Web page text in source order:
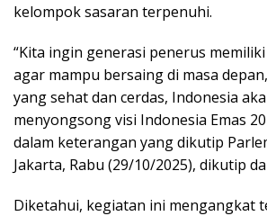
kelompok sasaran terpenuhi.
“Kita ingin generasi penerus
agar mampu bersaing di masa
yang sehat dan cerdas, Indonesia
menyongsong visi Indonesia Emas
dalam keterangan yang dikutip
Jakarta, Rabu (29/10/2025), dikutip
Diketahui, kegiatan ini mengangkat